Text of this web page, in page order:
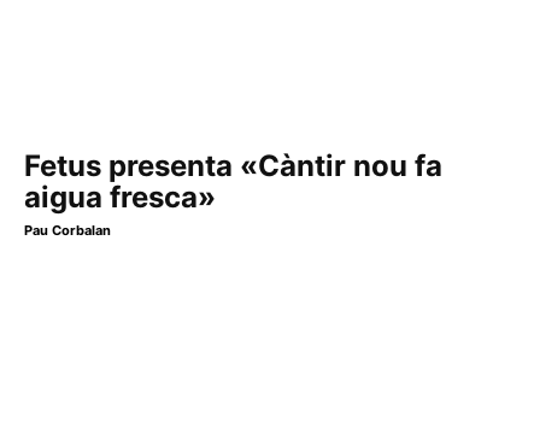
Fetus presenta «Càntir nou fa
aigua fresca»
Pau Corbalan